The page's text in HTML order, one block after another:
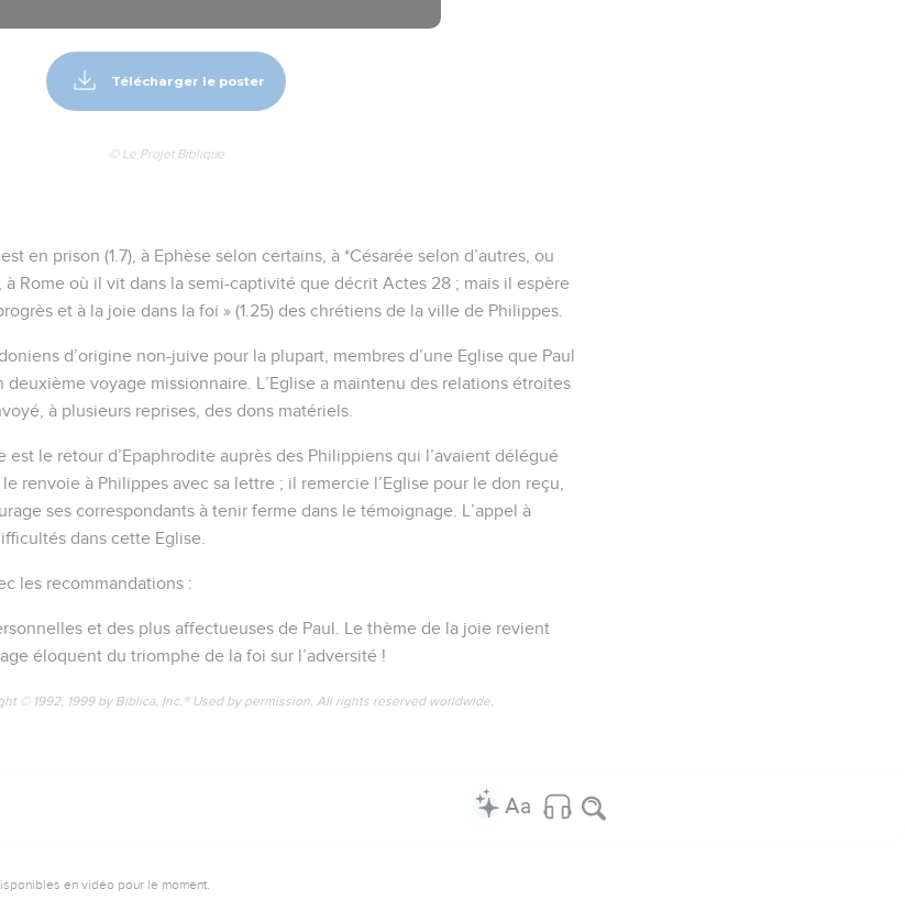
Télécharger le poster
© Le Projet Biblique
en prison (1.7), à Ephèse selon certains, à *Césarée selon d’autres, ou
Rome où il vit dans la semi-captivité que décrit Actes 28 ; mais il espère
et à la joie dans la foi » (1.25) des chrétiens de la ville de Philippes.
d’origine non-juive pour la plupart, membres d’une Eglise que Paul
deuxième voyage missionnaire. L’Eglise a maintenu des relations étroites
à plusieurs reprises, des dons matériels.
est le retour d’Epaphrodite auprès des Philippiens qui l’avaient délégué
renvoie à Philippes avec sa lettre ; il remercie l’Eglise pour le don reçu,
ses correspondants à tenir ferme dans le témoignage. L’appel à
dans cette Eglise.
les recommandations :
et des plus affectueuses de Paul. Le thème de la joie revient
éloquent du triomphe de la foi sur l’adversité !
© 1992, 1999 by Biblica, Inc.® Used by permission. All rights reserved worldwide.
en vidéo pour le moment.